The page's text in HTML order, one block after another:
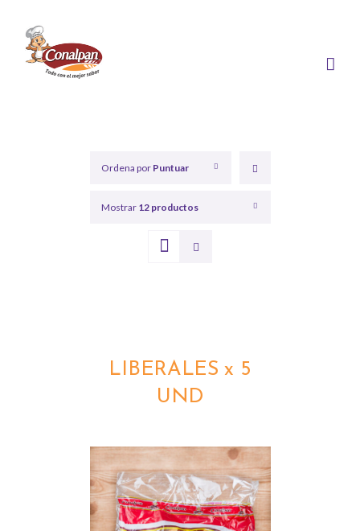
contenido
Ordena por Puntuar
Mostrar 12 productos
LIBERALES x 5
UND